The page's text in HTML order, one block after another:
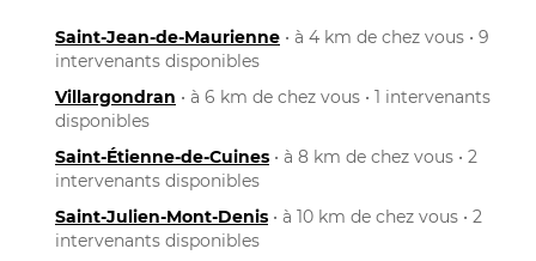
Saint-Jean-de-Maurienne • à 4 km de chez vous • 9
intervenants disponibles
Villargondran • à 6 km de chez vous • 1 intervenants
disponibles
Saint-Étienne-de-Cuines • à 8 km de chez vous • 2
intervenants disponibles
Saint-Julien-Mont-Denis • à 10 km de chez vous • 2
intervenants disponibles